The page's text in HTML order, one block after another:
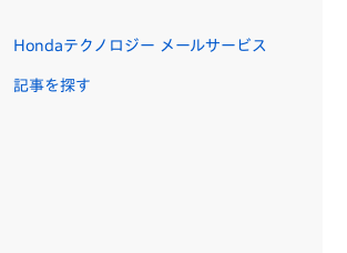
Hondaテクノロジー メールサービス
記事を探す